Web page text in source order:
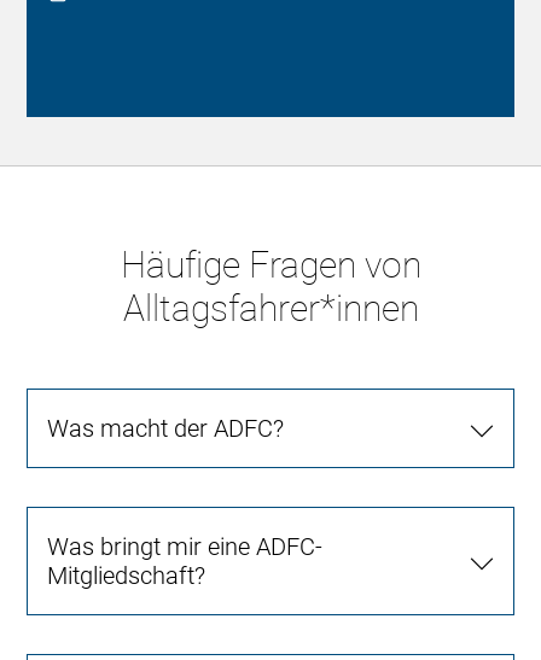
Häufige Fragen von
Alltagsfahrer*innen
Was macht der ADFC?
Was bringt mir eine ADFC-
Mitgliedschaft?